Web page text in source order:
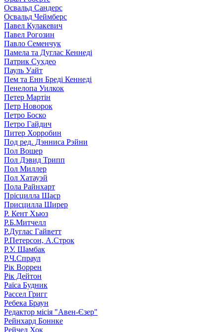
Освальд Сандерс
Освальд Чеймберс
Павел Кулакевич
Павел Рогозин
Павло Семенчук
Памела та Дуглас Кеннеді
Патрик Сухдео
Пауль Уайт
Пем та Енн Бреді Кеннеді
Пенелопа Уилкок
Петер Мартін
Петр Новорок
Петро Боско
Петро Гайдич
Питер Хорробин
Под ред. Дэнниса Рэйни
Пол Вошер
Пол Дэвид Трипп
Пол Миллер
Пол Хатауэй
Пола Райнхарт
Прісцилла Шаєр
Присцилла Ширер
Р. Кент Хьюз
Р.Б.Митчелл
Р.Дуглас Гайветт
Р.Петерсон, А.Строк
Р.У. Шамбак
Р.Ч.Спраул
Рік Воррен
Рік Дейтон
Раїса Будник
Рассел Григг
Ребека Браун
Редактор місія "Авен-Єзер"
Рейнхард Боннке
Рейчел Хок